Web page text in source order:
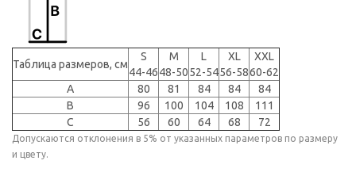
Таблица размеров, см
S
44-46
M
48-50
L
52-54
XL
56-58
XXL
60-62
A
80 81 84 84
84
B
96 100 104 108
111
C
56 60 64 68 72
Допускаются отклонения в 5% от указанных параметров по размеру
и цвету.